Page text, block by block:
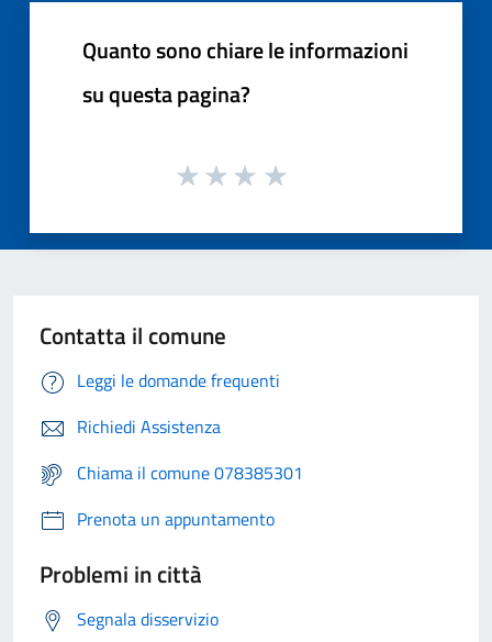
Quanto sono chiare le informazioni
su questa pagina?
Contatta il comune
Leggi le domande frequenti
Richiedi Assistenza
Chiama il comune 078385301
Prenota un appuntamento
Problemi in città
Segnala disservizio